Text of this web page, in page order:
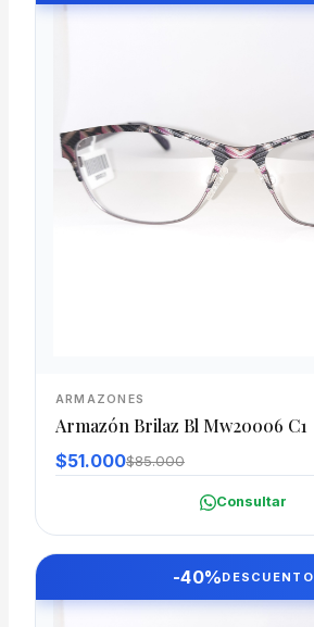
ARMAZONES
Armazón Brilaz Bl Mw20006 C1
$51.000$85.000
Consultar
-40%DESCUENTO